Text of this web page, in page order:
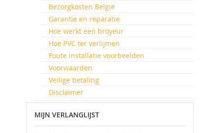
Bezorgkosten België
Garantie en reparatie
Hoe werkt een broyeur
Hoe PVC ter verlijmen
Foute installatie voorbeelden
Voorwaarden
Veilige betaling
Disclaimer
MIJN VERLANGLIJST